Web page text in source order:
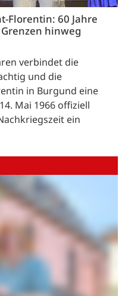
Florentin: 60 Jahre
hinweg
verbindet die
und die
in Burgund eine
Mai 1966 offiziell
ein